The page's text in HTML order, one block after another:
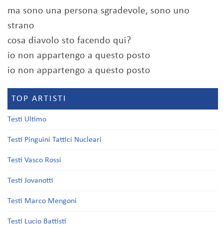
ma sono una persona sgradevole, sono uno
strano
cosa diavolo sto facendo qui?
io non appartengo a questo posto
io non appartengo a questo posto
TOP ARTISTI
Testi Ultimo
Testi Pinguini Tattici Nucleari
Testi Vasco Rossi
Testi Jovanotti
Testi Marco Mengoni
Testi Lucio Battisti